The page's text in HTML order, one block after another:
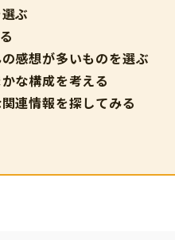
ぶ
感想が多いものを選ぶ
な構成を考える
連情報を探してみる